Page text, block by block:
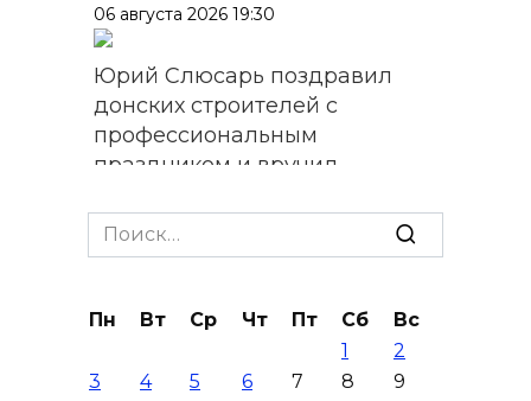
06 августа 2026 19:30
Юрий Слюсарь поздравил
донских строителей с
профессиональным
праздником и вручил
06 августа 2026 18:35
кирпичей
06 августа 2026 18:30
Search
for:
Пн Вт Ср Чт Пт Сб
Вс
1
2
3
4 5 6 7 8
9